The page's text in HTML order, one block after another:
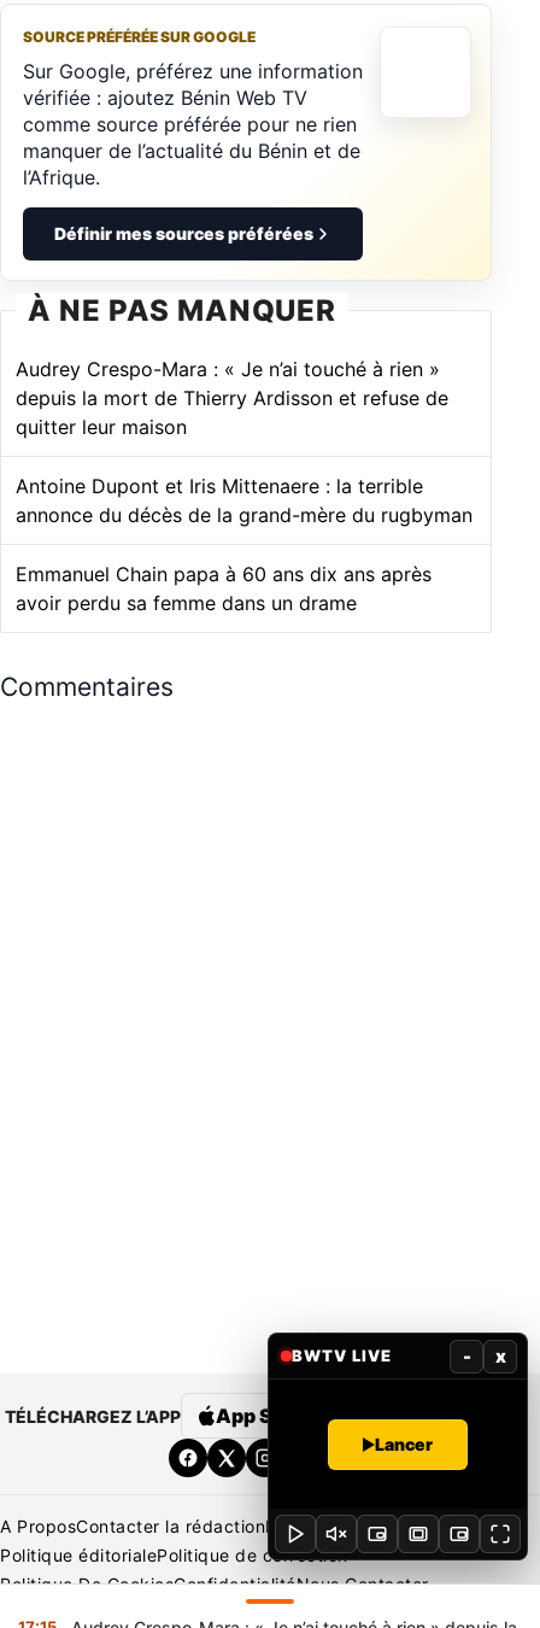
SOURCE PRÉFÉRÉE SUR GOOGLE
Sur Google, préférez une information
vérifiée : ajoutez Bénin Web TV
comme source préférée pour ne rien
manquer de l’actualité du Bénin et de
l’Afrique.
Définir mes sources préférées
À NE PAS MANQUER
Audrey Crespo-Mara : « Je n’ai touché à rien »
depuis la mort de Thierry Ardisson et refuse de
quitter leur maison
Antoine Dupont et Iris Mittenaere : la terrible
annonce du décès de la grand-mère du rugbyman
Emmanuel Chain papa à 60 ans dix ans après
avoir perdu sa femme dans un drame
Commentaires
TÉLÉCHARGEZ L’APP App Store Google Play
A ProposContacter la rédactionRédaction
Mentions légales
Politique éditorialePolitique de correction
Politique De CookiesConfidentialitéNous Contacter
BWTV LIVE - x
Lancer